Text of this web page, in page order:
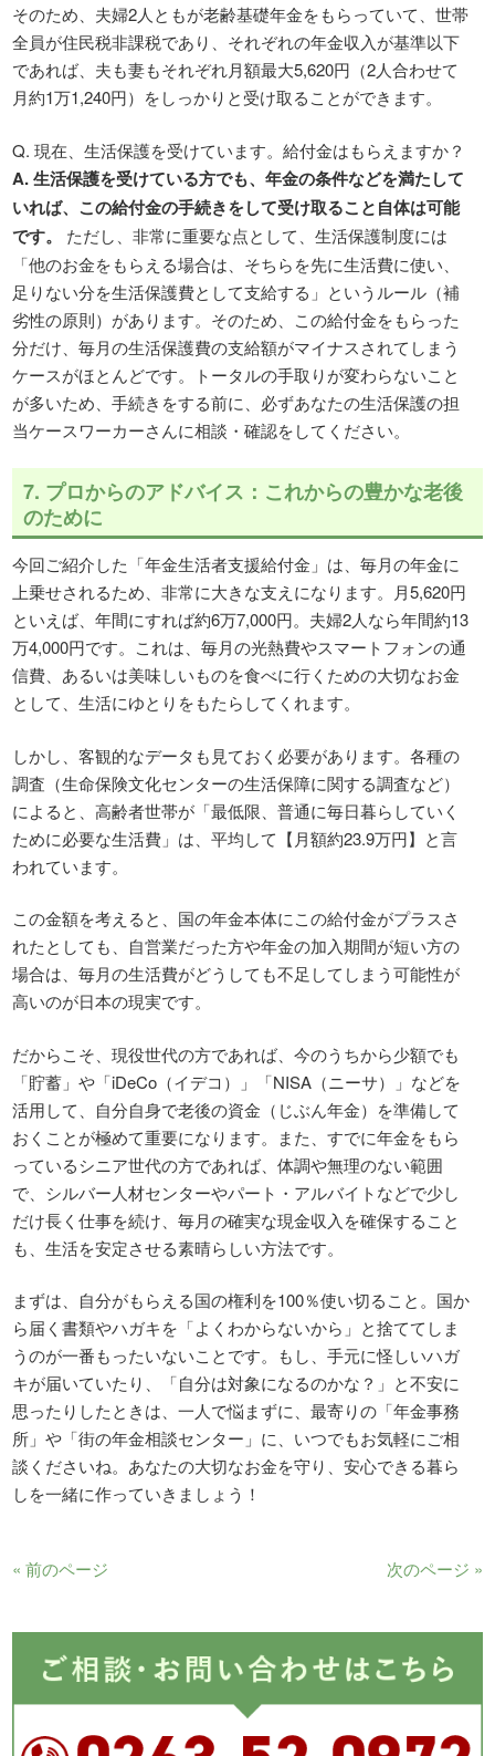
そのため、夫婦2人ともが老齢基礎年金をもらっていて、世帯
全員が住民税非課税であり、それぞれの年金収入が基準以下
であれば、夫も妻もそれぞれ月額最大5,620円（2人合わせて
月約1万1,240円）をしっかりと受け取ることができます。
Q. 現在、生活保護を受けています。給付金はもらえますか？
A. 生活保護を受けている方でも、年金の条件などを満たして
いれば、この給付金の手続きをして受け取ること自体は可能
です。
ただし、非常に重要な点として、生活保護制度には
「他のお金をもらえる場合は、そちらを先に生活費に使い、
足りない分を生活保護費として支給する」というルール（補
劣性の原則）があります。そのため、この給付金をもらった
分だけ、毎月の生活保護費の支給額がマイナスされてしまう
ケースがほとんどです。トータルの手取りが変わらないこと
が多いため、手続きをする前に、必ずあなたの生活保護の担
当ケースワーカーさんに相談・確認をしてください。
7. プロからのアドバイス：これからの豊かな老後
のために
今回ご紹介した「年金生活者支援給付金」は、毎月の年金に
上乗せされるため、非常に大きな支えになります。月5,620円
といえば、年間にすれば約6万7,000円。夫婦2人なら年間約13
万4,000円です。これは、毎月の光熱費やスマートフォンの通
信費、あるいは美味しいものを食べに行くための大切なお金
として、生活にゆとりをもたらしてくれます。
しかし、客観的なデータも見ておく必要があります。各種の
調査（生命保険文化センターの生活保障に関する調査など）
によると、高齢者世帯が「最低限、普通に毎日暮らしていく
ために必要な生活費」は、平均して【月額約23.9万円】と言
われています。
この金額を考えると、国の年金本体にこの給付金がプラスさ
れたとしても、自営業だった方や年金の加入期間が短い方の
場合は、毎月の生活費がどうしても不足してしまう可能性が
高いのが日本の現実です。
だからこそ、現役世代の方であれば、今のうちから少額でも
「貯蓄」や「iDeCo（イデコ）」「NISA（ニーサ）」などを
活用して、自分自身で老後の資金（じぶん年金）を準備して
おくことが極めて重要になります。また、すでに年金をもら
っているシニア世代の方であれば、体調や無理のない範囲
で、シルバー人材センターやパート・アルバイトなどで少し
だけ長く仕事を続け、毎月の確実な現金収入を確保すること
も、生活を安定させる素晴らしい方法です。
まずは、自分がもらえる国の権利を100％使い切ること。国か
ら届く書類やハガキを「よくわからないから」と捨ててしま
うのが一番もったいないことです。もし、手元に怪しいハガ
キが届いていたり、「自分は対象になるのかな？」と不安に
思ったりしたときは、一人で悩まずに、最寄りの「年金事務
所」や「街の年金相談センター」に、いつでもお気軽にご相
談くださいね。あなたの大切なお金を守り、安心できる暮ら
しを一緒に作っていきましょう！
« 前のページ 次のページ »